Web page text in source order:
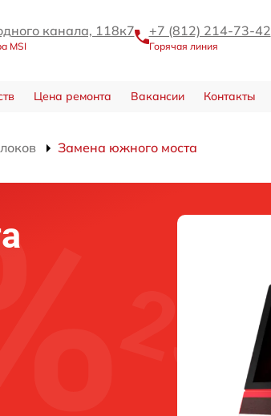
канала, 118к7
MSI
+7 (812) 214-73-42
Горячая линия
Цена ремонта Вакансии Контакты
Замена южного моста